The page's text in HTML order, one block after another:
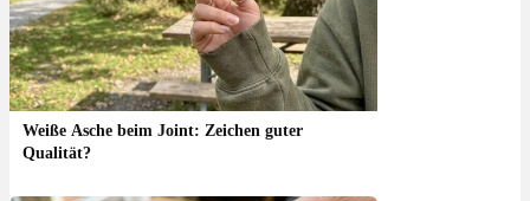
Weiße Asche beim Joint: Zeichen guter
Qualität?